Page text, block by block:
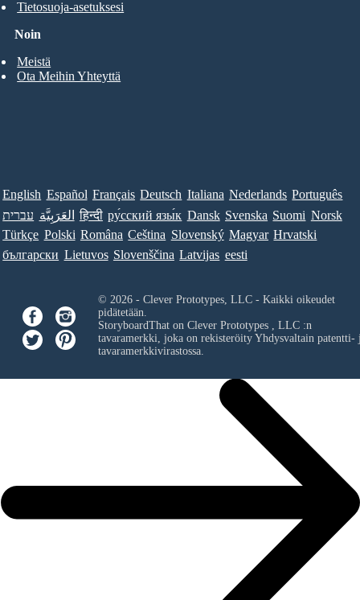
Noin
Meistä
Ota Meihin Yhteyttä
Tietosuoja-asetuksesi
English Español Français Deutsch Italiana Nederlands Português
עברית العَرَبِيَّة हिन्दी ру́сский язы́к Dansk Svenska Suomi Norsk
Türkçe Polski Româna Ceština Slovenský Magyar Hrvatski
български Lietuvos Slovenščina Latvijas eesti
© 2026 - Clever Prototypes, LLC - Kaikki oikeudet
pidätetään.
StoryboardThat on Clever Prototypes , LLC:n
tavaramerkki, joka on rekisteröity Yhdysvaltain patentti-
tavaramerkkivirastossa.